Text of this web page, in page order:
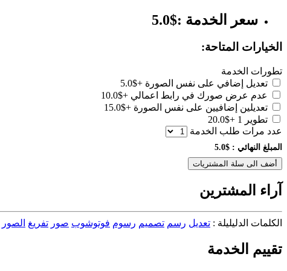
سعر الخدمة :$5.0
الخيارات المتاحة:
تطورات الخدمة
تعديل إضافي على نفس الصورة +$5.0
عدم عرض صورك في رابط اعمالي +$10.0
تعديلين إضافيين على نفس الصورة +$15.0
تطوير 1
+$20.0
عدد مرات طلب الخدمة
المبلغ النهائي : $5.0
أضف الى سلة المشتريات
آراء المشترين
الكلمات الدليليلة : تعديل رسم تصميم رسوم فوتوشوب صور تفريغ الصور
تقييم الخدمة